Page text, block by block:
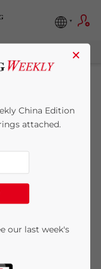
in der
auf
des neuen
Banken
(ca. Euro 61
×
China Edition
attached.
our last week's